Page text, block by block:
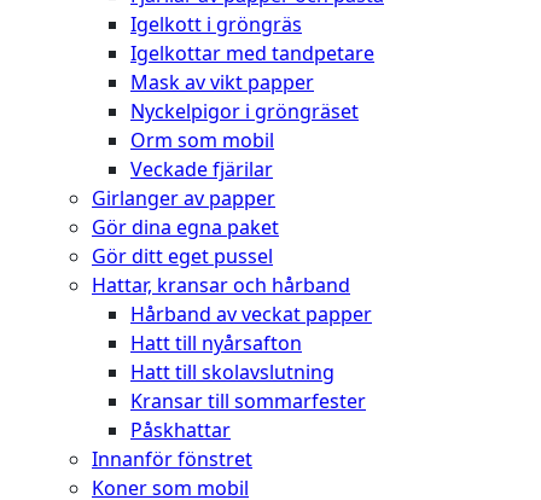
Igelkott i gröngräs
Igelkottar med tandpetare
Mask av vikt papper
Nyckelpigor i gröngräset
Orm som mobil
Veckade fjärilar
Girlanger av papper
Gör dina egna paket
Gör ditt eget pussel
Hattar, kransar och hårband
Hårband av veckat papper
Hatt till nyårsafton
Hatt till skolavslutning
Kransar till sommarfester
Påskhattar
Innanför fönstret
Koner som mobil